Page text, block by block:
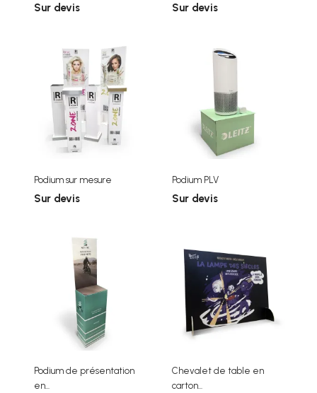
Sur devis Sur devis
Podium sur mesure
Sur devis
Podium PLV
Sur devis
Podium de présentation
en...
Chevalet de table en
carton...